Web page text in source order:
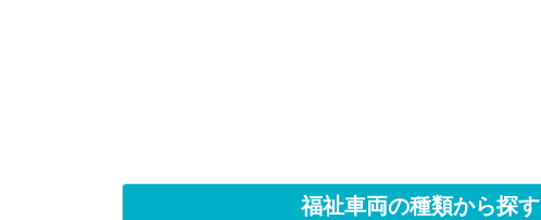
福祉車両の種類から探す